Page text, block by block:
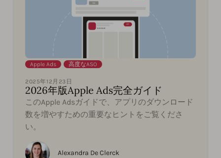
Apple Ads 高度なASO
2025年12月23日
2026年版Apple Ads完全ガイド
このApple Adsガイドで、アプリのダウンロード
数を増やすための重要なヒントをご覧くださ
い。
Alexandra De Clerck